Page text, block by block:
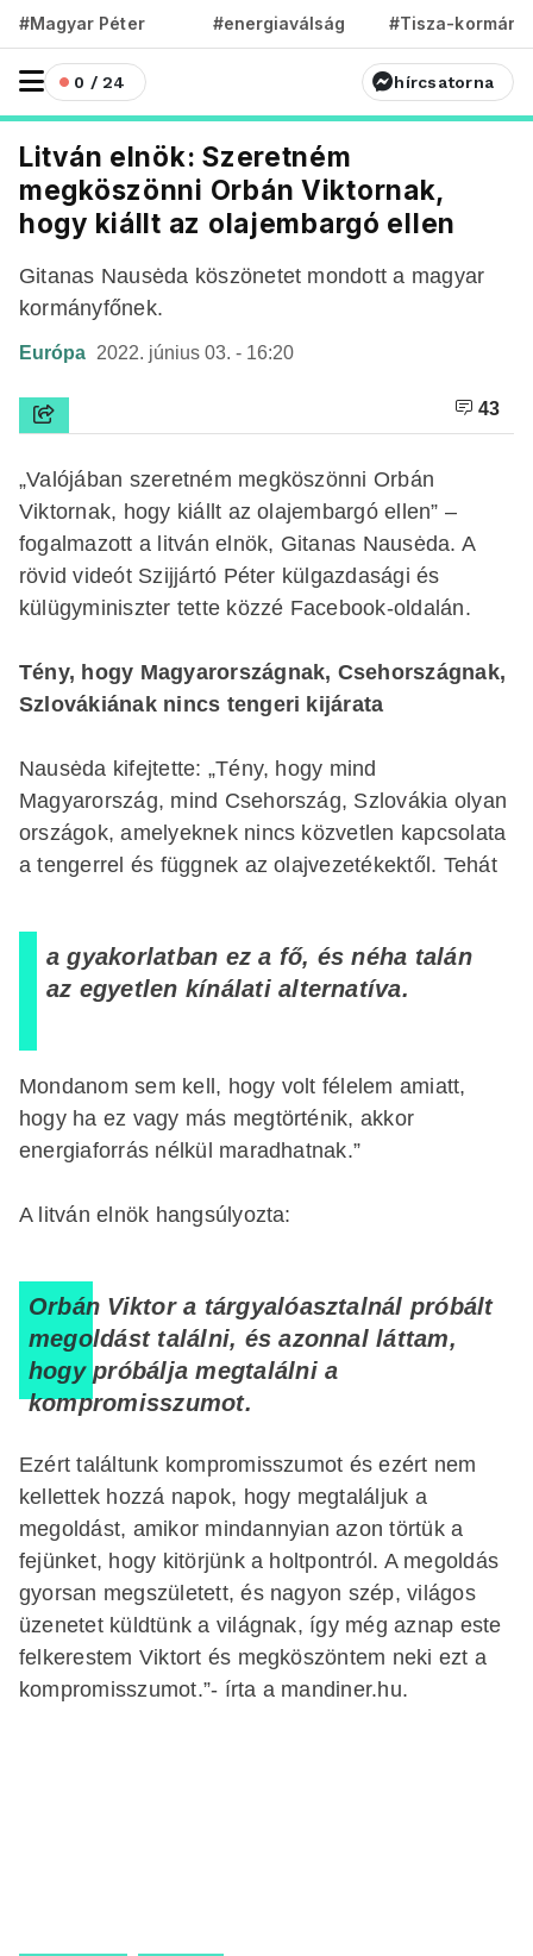
#Magyar Péter #energiaválság #Tisza-kormány
0 / 24 hírcsatorna
Litván elnök: Szeretném
megköszönni Orbán Viktornak,
hogy kiállt az olajembargó ellen
Gitanas Nausėda köszönetet mondott a magyar
kormányfőnek.
Európa 2022. június 03. - 16:20
43
„Valójában szeretném megköszönni Orbán
Viktornak, hogy kiállt az olajembargó ellen” –
fogalmazott a litván elnök, Gitanas Nausėda. A
rövid videót Szijjártó Péter külgazdasági és
külügyminiszter tette közzé Facebook-oldalán.
Tény, hogy Magyarországnak, Csehországnak,
Szlovákiának nincs tengeri kijárata
Nausėda kifejtette: „Tény, hogy mind
Magyarország, mind Csehország, Szlovákia olyan
országok, amelyeknek nincs közvetlen kapcsolata
a tengerrel és függnek az olajvezetékektől. Tehát
a gyakorlatban ez a fő, és néha talán
az egyetlen kínálati alternatíva.
Mondanom sem kell, hogy volt félelem amiatt,
hogy ha ez vagy más megtörténik, akkor
energiaforrás nélkül maradhatnak.”
A litván elnök hangsúlyozta:
Orbán Viktor a tárgyalóasztalnál próbált
megoldást találni, és azonnal láttam,
hogy próbálja megtalálni a
kompromisszumot.
Ezért találtunk kompromisszumot és ezért nem
kellettek hozzá napok, hogy megtaláljuk a
megoldást, amikor mindannyian azon törtük a
fejünket, hogy kitörjünk a holtpontról. A megoldás
gyorsan megszületett, és nagyon szép, világos
üzenetet küldtünk a világnak, így még aznap este
felkerestem Viktort és megköszöntem neki ezt a
kompromisszumot.”- írta a mandiner.hu.